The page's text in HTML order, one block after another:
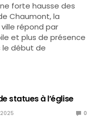
forte hausse des
Chaumont, la
répond par
et plus de présence
le début de
statues à l’église
2025 0